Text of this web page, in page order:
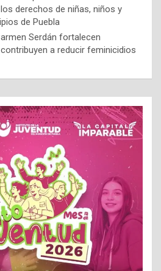
derechos de niñas, niños y
de Puebla
Serdán fortalecen
a reducir feminicidios